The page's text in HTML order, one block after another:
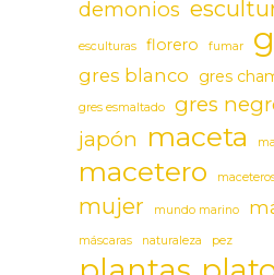
demonios
esculturas florero fumar
gres blanco gres
gres esmaltado gres
japón maceta
macetero
mujer mundo marino
máscaras naturaleza pez